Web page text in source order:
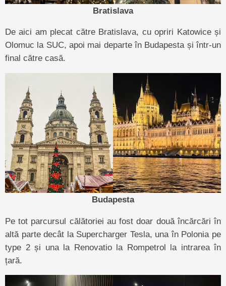
Bratislava
De aici am plecat către Bratislava, cu opriri Katowice și
Olomuc la SUC, apoi mai departe în Budapesta și într-un
final către casă.
Budapesta
Pe tot parcursul călătoriei au fost doar două încărcări în
altă parte decât la Supercharger Tesla, una în Polonia pe
type 2 și una la Renovatio la Rompetrol la intrarea în
țară.